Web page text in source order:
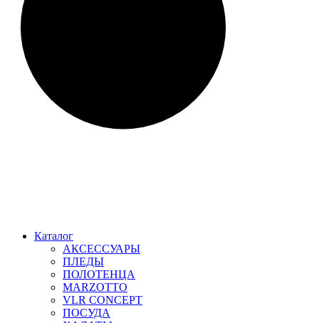
Каталог
АКСЕССУАРЫ
ПЛЕДЫ
ПОЛОТЕНЦА
MARZOTTO
VLR CONCEPT
ПОСУДА